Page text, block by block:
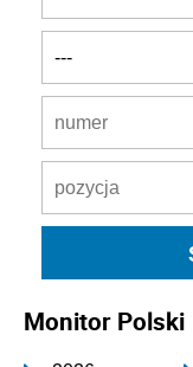
Monitor Polski